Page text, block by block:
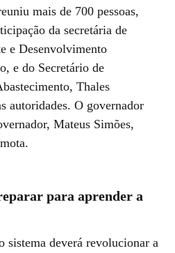
mais de 700 pessoas,
da secretária de
e Desenvolvimento
e do Secretário de
Thales
autoridades. O governador
Mateus Simões,
para aprender a
sistema deverá revolucionar a